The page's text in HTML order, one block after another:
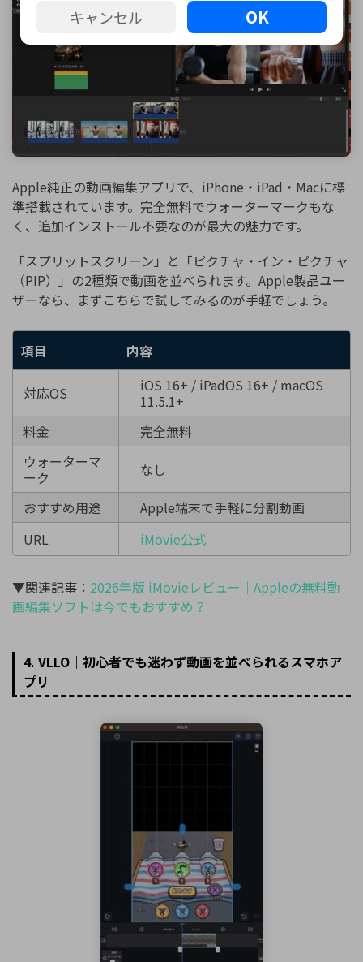
Apple純正の動画編集アプリで、iPhone・iPad・Macに標
準搭載されています。完全無料でウォーターマークもな
く、追加インストール不要なのが最大の魅力です。
「スプリットスクリーン」と「ピクチャ・イン・ピクチャ
（PIP）」の2種類で動画を並べられます。Apple製品ユー
ザーなら、まずこちらで試してみるのが手軽でしょう。
項目 内容
対応OS
iOS 16+ / iPadOS 16+ / macOS
11.5.1+
料金
完全無料
ウォーターマ
ーク
なし
おすすめ用途
Apple端末で手軽に分割動画
URL
iMovie公式
▼関連記事： 2026年版 iMovieレビュー｜Appleの無料動
画編集ソフトは今でもおすすめ？
4. VLLO｜初心者でも迷わず動画を並べられるスマホア
プリ
キャンセル OK